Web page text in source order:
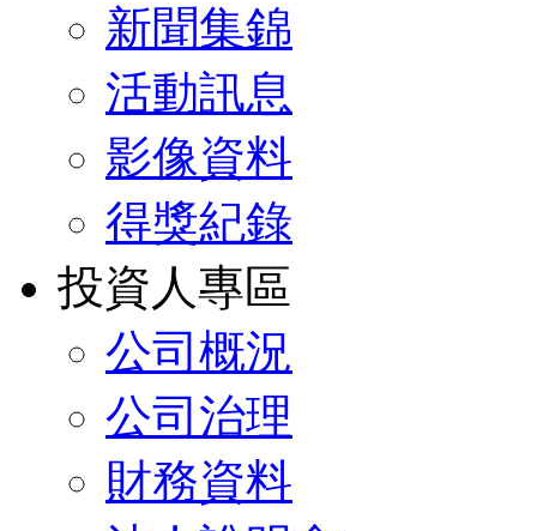
新聞集錦
活動訊息
影像資料
得獎紀錄
投資人專區
公司概況
公司治理
財務資料